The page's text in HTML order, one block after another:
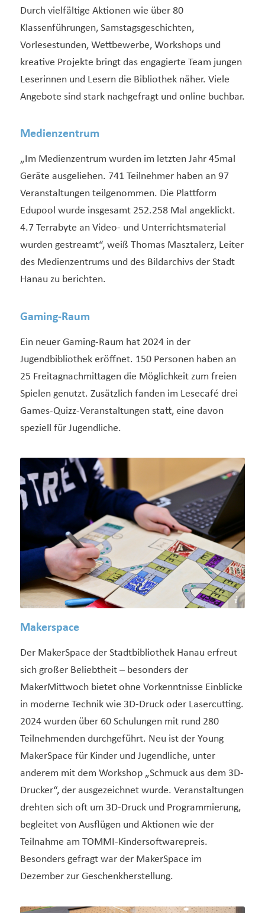
Durch vielfältige Aktionen wie über 80
Klassenführungen, Samstagsgeschichten,
Vorlesestunden, Wettbewerbe, Workshops und
kreative Projekte bringt das engagierte Team jungen
Leserinnen und Lesern die Bibliothek näher. Viele
Angebote sind stark nachgefragt und online buchbar.
Medienzentrum
„Im Medienzentrum wurden im letzten Jahr 45mal
Geräte ausgeliehen. 741 Teilnehmer haben an 97
Veranstaltungen teilgenommen. Die Plattform
Edupool wurde insgesamt 252.258 Mal angeklickt.
4.7 Terrabyte an Video- und Unterrichtsmaterial
wurden gestreamt“, weiß Thomas Masztalerz, Leiter
des Medienzentrums und des Bildarchivs der Stadt
Hanau zu berichten.
Gaming-Raum
Ein neuer Gaming-Raum hat 2024 in der
Jugendbibliothek eröffnet. 150 Personen haben an
25 Freitagnachmittagen die Möglichkeit zum freien
Spielen genutzt. Zusätzlich fanden im Lesecafé drei
Games-Quizz-Veranstaltungen statt, eine davon
speziell für Jugendliche.
Medienzentrum Hanau - Bildarchiv
Makerspace
Der MakerSpace der Stadtbibliothek Hanau erfreut
sich großer Beliebtheit – besonders der
MakerMittwoch bietet ohne Vorkenntnisse Einblicke
in moderne Technik wie 3D-Druck oder Lasercutting.
2024 wurden über 60 Schulungen mit rund 280
Teilnehmenden durchgeführt. Neu ist der Young
MakerSpace für Kinder und Jugendliche, unter
anderem mit dem Workshop „Schmuck aus dem 3D-
Drucker“, der ausgezeichnet wurde. Veranstaltungen
drehten sich oft um 3D-Druck und Programmierung,
begleitet von Ausflügen und Aktionen wie der
Teilnahme am TOMMI-Kindersoftwarepreis.
Besonders gefragt war der MakerSpace im
Dezember zur Geschenkherstellung.